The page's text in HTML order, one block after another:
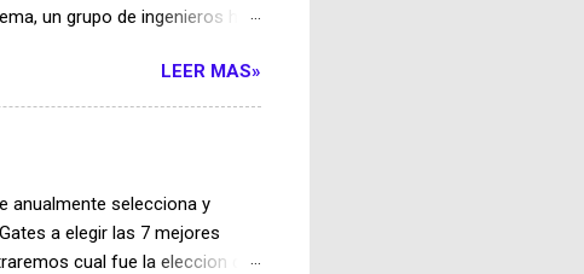
un grupo de ingenieros ha
el transporte terrestre
en la carga inalámbrica
con bobinas
genera un campo magnético
conexiones físicas. Uno de
se activan únicamente
LEER MAS»
anualmente selecciona y
a elegir las 7 mejores
cual fue la eleccion de